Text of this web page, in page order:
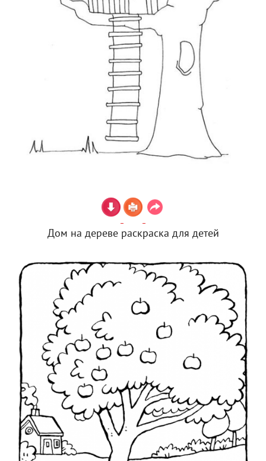
Дом на дереве раскраска для детей